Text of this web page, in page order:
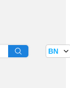
BN